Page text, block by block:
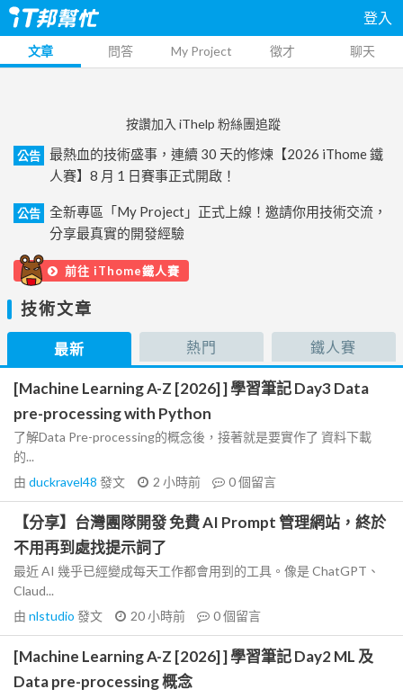
登入
文章 問答 My Project 徵才 聊天
按讚加入 iThelp 粉絲團追蹤
公告
最熱血的技術盛事，連續 30 天的修煉【2026 iThome 鐵
人賽】8 月 1 日賽事正式開啟！
公告
全新專區「My Project」正式上線！邀請你用技術交流，
分享最真實的開發經驗
前往 iThome鐵人賽
技術文章
最新 熱門 鐵人賽
[Machine Learning A-Z [2026] ] 學習筆記 Day3 Data
pre-processing with Python
了解Data Pre-processing的概念後，接著就是要實作了 資料下載
的...
由 duckravel48 發文 2 小時前 0個留言
【分享】台灣團隊開發 免費 AI Prompt 管理網站，終於
不用再到處找提示詞了
最近 AI 幾乎已經變成每天工作都會用到的工具。像是 ChatGPT、
Claud...
由 nlstudio 發文 20 小時前 0個留言
[Machine Learning A-Z [2026] ] 學習筆記 Day2 ML 及
Data pre-processing 概念